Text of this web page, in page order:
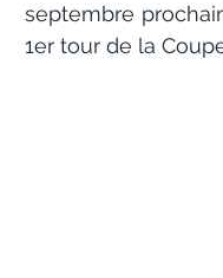
septembre
1er tour de la